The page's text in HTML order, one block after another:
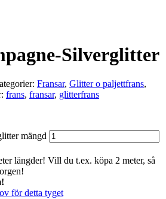
Silverglitter
Fransar, Glitter o paljettfrans,
frans, fransar, glitterfrans
mängd
längder! Vill du t.ex. köpa 2 meter, så
för detta tyget